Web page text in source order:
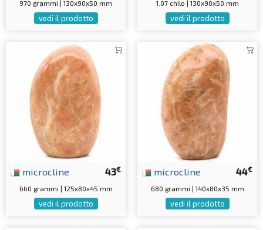
970 grammi | 130x90x50 mm
vedi il prodotto
1.07 chilo | 130x90x50 mm
vedi il prodotto
43€
microcline
660 grammi | 125x80x45 mm
vedi il prodotto
44€
microcline
680 grammi | 140x80x35 mm
vedi il prodotto